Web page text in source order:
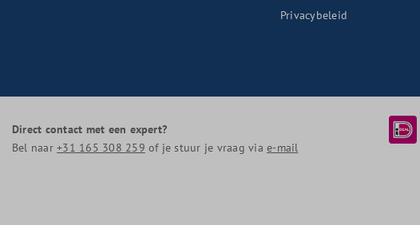
Privacybeleid
Direct contact met een expert?
Bel naar+31 165 308 259 of je stuur je vraag viae-mail